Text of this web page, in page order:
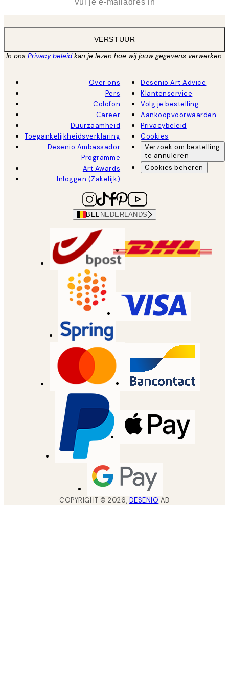
VERSTUUR
In ons Privacy beleidkan je lezen hoe wij jouw gegevens verwerken.
Over ons
Pers
Colofon
Career
Duurzaamheid
Toegankelijkheidsverklaring
Desenio Ambassador
Programme
Art Awards
Inloggen (Zakelijk)
Desenio Art Advice
Klantenservice
Volg je bestelling
Aankoopvoorwaarden
Privacybeleid
Cookies
Verzoek om bestelling
te annuleren
Cookies beheren
BEL NEDERLANDS
COPYRIGHT ©2026, DESENIO AB